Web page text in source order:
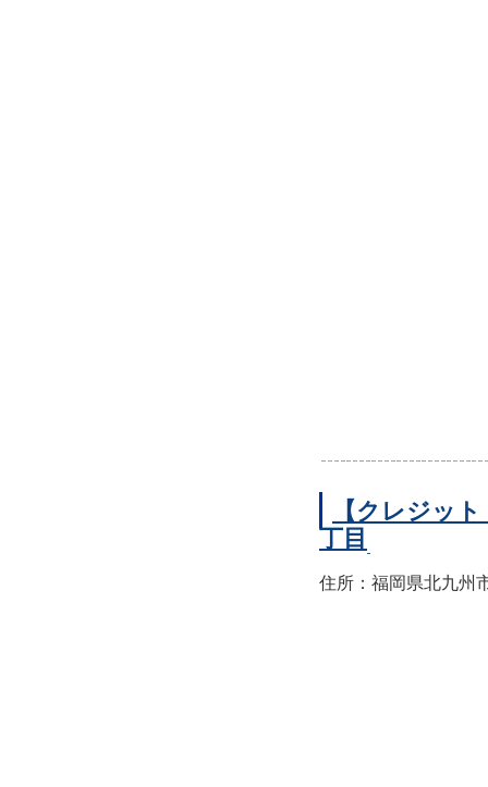
【クレジッ
丁目
住所：福岡県北九州